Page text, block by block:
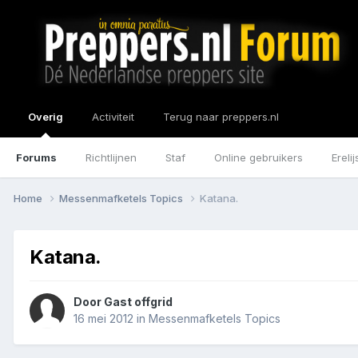
Overig
Forums Richtlijnen Staf Online gebruikers
Activiteit Terug naar preppers.nl
Home Messenmafketels Topics Katana.
Katana.
Door Gast offgrid
16 mei 2012 in Messenmafketels Topics